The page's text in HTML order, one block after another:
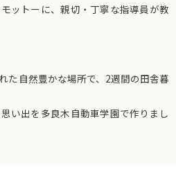
ットーに、親切・丁寧な指導員が教
た自然豊かな場所で、2週間の田舎暮
い出を多良木自動車学園で作りまし